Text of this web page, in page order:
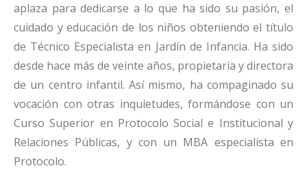
aplaza para dedicarse a lo que ha sido su pasión, el
cuidado y educación de los niños obteniendo el título
de Técnico Especialista en Jardín de Infancia. Ha sido
desde hace más de veinte años, propietaria y directora
de un centro infantil. Así mismo, ha compaginado su
vocación con otras inquietudes, formándose con un
Curso Superior en Protocolo Social e Institucional y
Relaciones Públicas, y con un MBA especialista en
Protocolo.